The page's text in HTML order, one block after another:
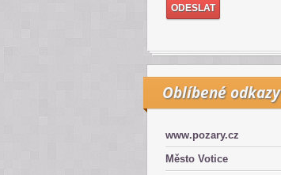
Oblíbené odkazy
www.pozary.cz
Město Votice